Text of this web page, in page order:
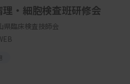
性」。HER2超低発
腫瘍細胞≤10%の膜
像例を
・細胞検査班研修会
県臨床検査技師会